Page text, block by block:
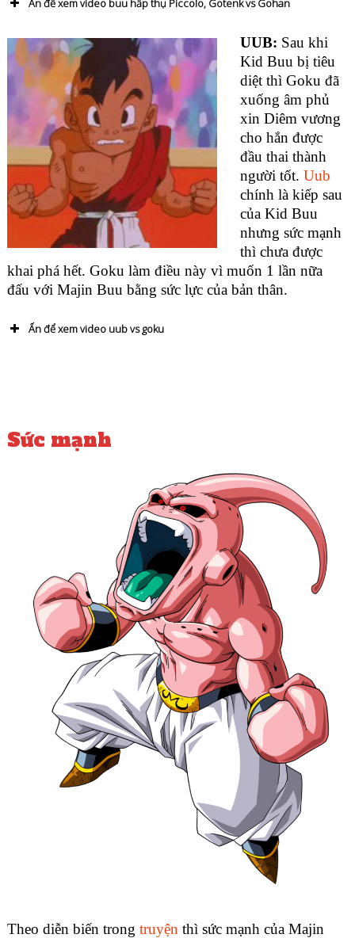
Ấn để xem video buu hấp thụ Piccolo, Gotenk vs Gohan
UUB: Sau khi
Kid Buu bị tiêu
diệt thì Goku đã
xuống âm phủ
xin Diêm vương
cho hắn được
đầu thai thành
người tốt.Uub
chính là kiếp sau
của Kid Buu
nhưng sức mạnh
thì chưa được
khai phá hết. Goku làm điều này vì muốn 1 lần nữa
đấu với Majin Buu bằng sức lực của bản thân.
Ấn để xem video uub vs goku
Sức mạnh
Theo diễn biến trong truyện thì sức mạnh của Majin